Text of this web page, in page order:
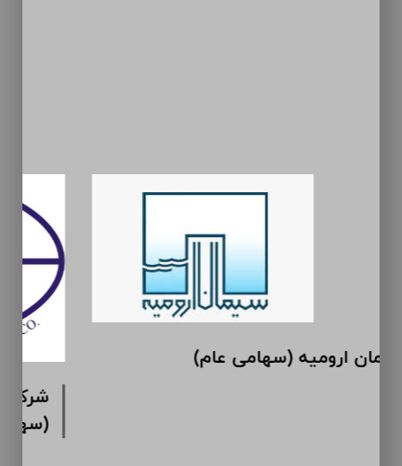
سیمان ارومیه (سهامی عام)